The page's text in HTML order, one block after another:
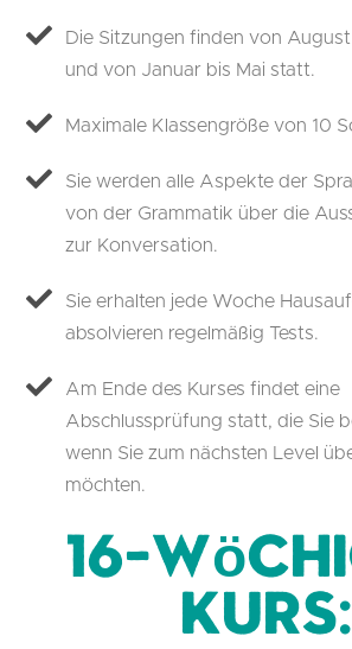
Die Sitzungen finden von
und von Januar bis Mai statt.
Maximale Klassengröße von 10
Sie werden alle Aspekte der
von der Grammatik über die
zur Konversation.
Sie erhalten jede Woche
absolvieren regelmäßig Tests.
Am Ende des Kurses findet eine
Abschlussprüfung statt, die Sie
wenn Sie zum nächsten Level
möchten.
16-
Kurs: